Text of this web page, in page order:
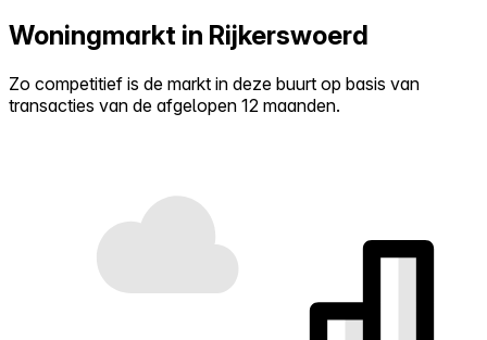
Woningmarkt in Rijkerswoerd
Zo competitief is de markt in deze buurt op basis van
transacties van de afgelopen 12 maanden.